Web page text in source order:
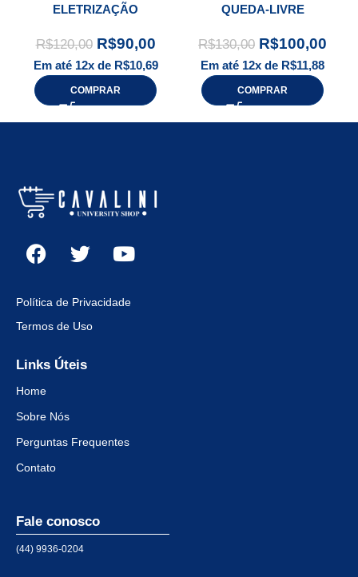
ELETRIZAÇÃO
R$120,00 R$90,00
Em até 12x de R$10,69
COMPRAR
QUEDA-LIVRE
R$130,00 R$100,00
Em até 12x de R$11,88
COMPRAR
Política de Privacidade
Termos de Uso
Links Úteis
Home
Sobre Nós
Perguntas Frequentes
Contato
Fale conosco
(44) 9936-0204